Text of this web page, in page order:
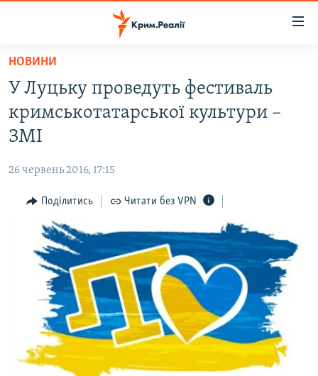
Перейти
основного
матеріалу
Перейти
до
основної
навігації
Перейти
пошуку
ВОДА.КРИМ
ВІДЕО ТА ФОТО
БЛОГИ
ПОГЛЯД
ІНТЕРВ'Ю
ВСЕ ЗА ДЕНЬ
СПЕЦПРОЕКТИ
ДЕПОРТАЦІЯ
ВІДЕОУРОКИ «ELIFBE»
СВІДЧЕННЯ ОКУПАЦІЇ
ЯК ОБІЙТИ БЛОКУВАННЯ
Русский
Qırımtatar
НОВИНИ
У Луцьку проведуть фестиваль
кримськотатарської культури –
ЗМІ
26 червень 2016, 17:15
Поділитись Читати без VPN